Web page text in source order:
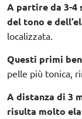
A partire da 3-4
del tono e
localizzata.
Questi primi
pelle più tonica,
A distanza di 3
risulta molto